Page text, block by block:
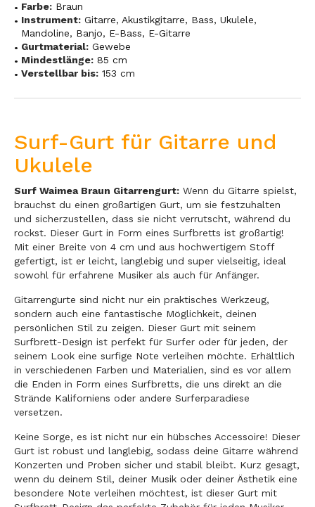
Farbe: Braun
Instrument: Gitarre, Akustikgitarre, Bass, Ukulele,
Mandoline, Banjo, E-Bass, E-Gitarre
Gurtmaterial: Gewebe
Mindestlänge: 85 cm
Verstellbar bis: 153 cm
Surf-Gurt für Gitarre und
Ukulele
Surf Waimea Braun Gitarrengurt: Wenn du Gitarre spielst,
brauchst du einen großartigen Gurt, um sie festzuhalten
und sicherzustellen, dass sie nicht verrutscht, während du
rockst. Dieser Gurt in Form eines Surfbretts ist großartig!
Mit einer Breite von 4 cm und aus hochwertigem Stoff
gefertigt, ist er leicht, langlebig und super vielseitig, ideal
sowohl für erfahrene Musiker als auch für Anfänger.
Gitarrengurte sind nicht nur ein praktisches Werkzeug,
sondern auch eine fantastische Möglichkeit, deinen
persönlichen Stil zu zeigen. Dieser Gurt mit seinem
Surfbrett-Design ist perfekt für Surfer oder für jeden, der
seinem Look eine surfige Note verleihen möchte. Erhältlich
in verschiedenen Farben und Materialien, sind es vor allem
die Enden in Form eines Surfbretts, die uns direkt an die
Strände Kaliforniens oder andere Surferparadiese
versetzen.
Keine Sorge, es ist nicht nur ein hübsches Accessoire! Dieser
Gurt ist robust und langlebig, sodass deine Gitarre während
Konzerten und Proben sicher und stabil bleibt. Kurz gesagt,
wenn du deinem Stil, deiner Musik oder deiner Ästhetik eine
besondere Note verleihen möchtest, ist dieser Gurt mit